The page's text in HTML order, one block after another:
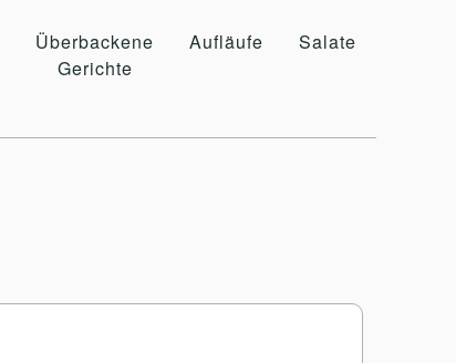
Überbackene
Gerichte
Aufläufe Salate